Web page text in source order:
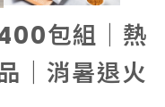
包組｜熱
｜消暑退火